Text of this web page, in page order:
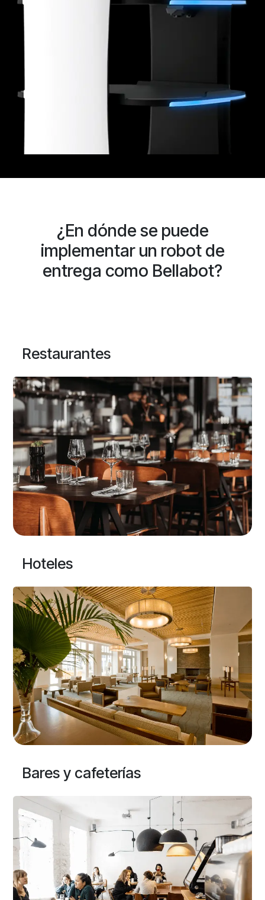
¿En dónde se puede
implementar un robot de
entrega como Bellabot?
Restaurantes
Hoteles
Bares y cafeterías